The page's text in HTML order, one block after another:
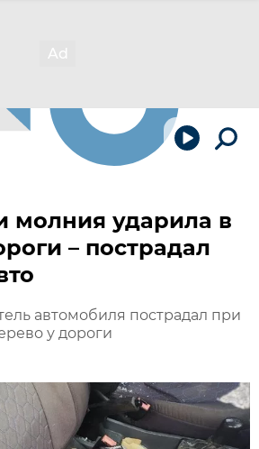
молния ударила в
– пострадал
автомобиля пострадал при
у дороги